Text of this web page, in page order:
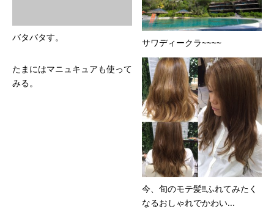
バタバタす。 サワディークラ~~~~
たまにはマニュキュアも使って
みる。
今、旬のモテ髪‼︎ふれてみたく
なるおしゃれでかわい...